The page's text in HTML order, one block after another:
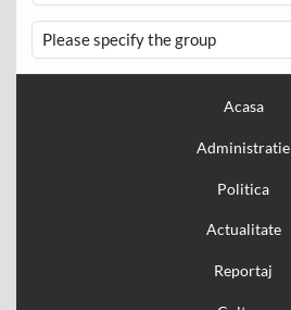
Please specify the group
Acasa
Administratie
Politica
Actualitate
Reportaj